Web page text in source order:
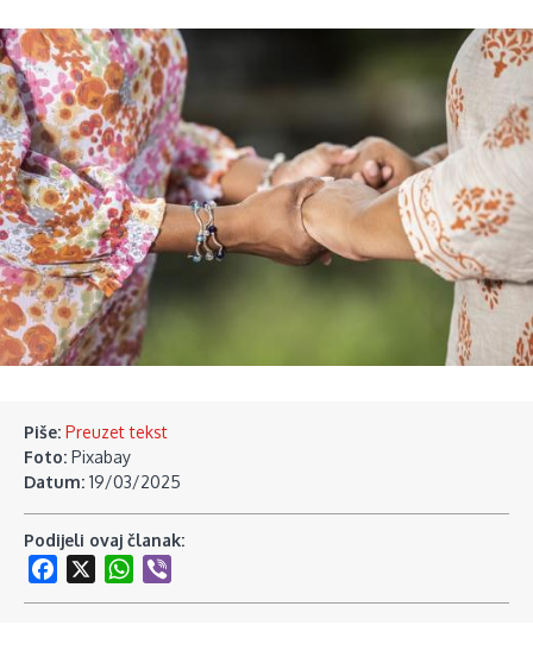
Piše: Preuzet tekst
Foto: Pixabay
Datum: 19/03/2025
Podijeli ovaj članak:
Facebook
WhatsApp